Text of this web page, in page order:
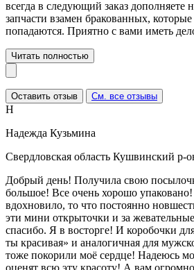
всегда в следующий заказ дополняете
запчасти взамен бракованных,
попадаются. Приятно с вами иметь
Читать полностью
Оставить отзыв См. все отзывы
Н
Надежда Кузьмина
Свердловская область Кушвинский р-
Добрый день! Получила свою
большое! Все очень хорошо
вдохновило, то что постоянно
эти мини открыточки и за
спасибо. Я в восторге! И коробочки
ты красивая» и аналогичная для
тоже покорили моё сердце! Надеюсь
оценят всю эту красоту! А вам